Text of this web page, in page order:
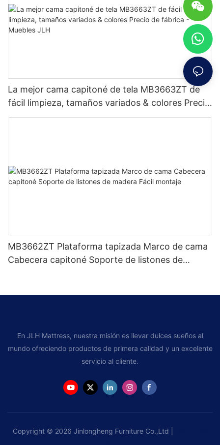
La mejor cama capitoné de tela MB3663ZT de
fácil limpieza, tamaños variados & colores Precio
de fábrica - Muebles JLH
MB3662ZT Plataforma tapizada Marco de cama
Cabecera capitoné Soporte de listones de
En JLH Mattress, nuestra misión es llevar dulces sueños al
mundo ofreciendo productos de primera calidad y un excelente
servicio al cliente.
Copyright © 2026 Jinlongheng Furniture Co.,Ltd |